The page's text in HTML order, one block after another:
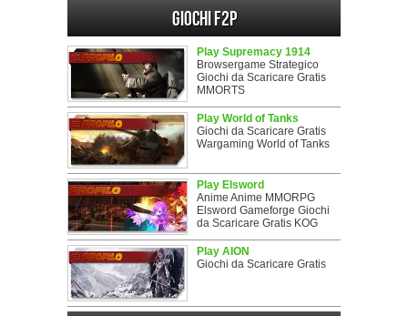
Giochi F2P
Play Supremacy 1914
Browsergame Strategico
Giochi da Scaricare Gratis
MMORTS
Play World of Tanks
Giochi da Scaricare Gratis
Wargaming World of Tanks
Play Elsword
Anime Anime MMORPG
Elsword Gameforge Giochi
da Scaricare Gratis KOG
Play AION
Giochi da Scaricare Gratis